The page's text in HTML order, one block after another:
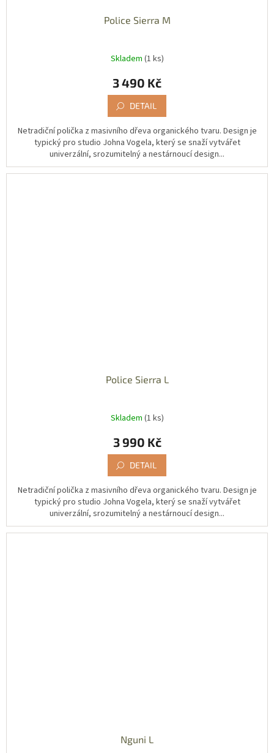
Police Sierra M
Skladem (1 ks)
3 490 Kč
DETAIL
Netradiční polička z masivního dřeva organického tvaru. Design je
typický pro studio Johna Vogela, který se snaží vytvářet
univerzální, srozumitelný a nestárnoucí design...
Police Sierra L
Skladem (1 ks)
3 990 Kč
DETAIL
Netradiční polička z masivního dřeva organického tvaru. Design je
typický pro studio Johna Vogela, který se snaží vytvářet
univerzální, srozumitelný a nestárnoucí design...
Nguni L